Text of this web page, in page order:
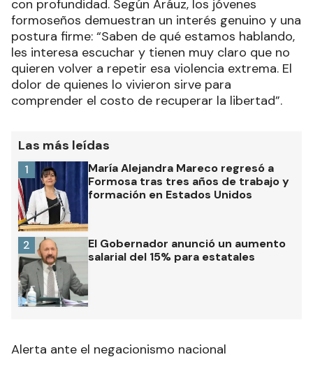
con profundidad. Según Aráuz, los jóvenes
formoseños demuestran un interés genuino y una
postura firme: “Saben de qué estamos hablando,
les interesa escuchar y tienen muy claro que no
quieren volver a repetir esa violencia extrema. El
dolor de quienes lo vivieron sirve para
comprender el costo de recuperar la libertad”.
Las más leídas
María Alejandra Mareco regresó a
Formosa tras tres años de trabajo y
formación en Estados Unidos
1
El Gobernador anunció un aumento
salarial del 15% para estatales
2
Alerta ante el negacionismo nacional